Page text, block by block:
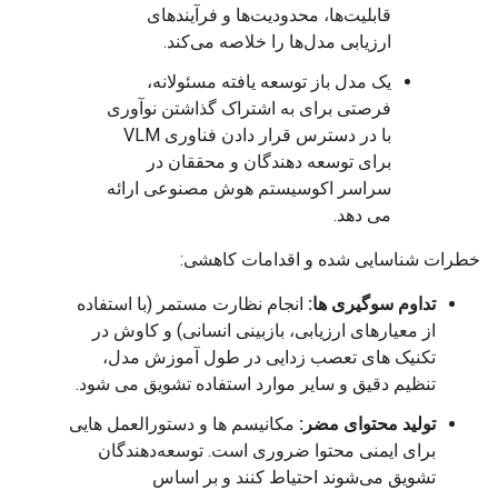
قابلیت‌ها، محدودیت‌ها و فرآیندهای
ارزیابی مدل‌ها را خلاصه می‌کند.
یک مدل باز توسعه یافته مسئولانه،
فرصتی برای به اشتراک گذاشتن نوآوری
با در دسترس قرار دادن فناوری VLM
برای توسعه دهندگان و محققان در
سراسر اکوسیستم هوش مصنوعی ارائه
می دهد.
خطرات شناسایی شده و اقدامات کاهشی:
تداوم سوگیری ها: انجام نظارت مستمر (با استفاده
از معیارهای ارزیابی، بازبینی انسانی) و کاوش در
تکنیک های تعصب زدایی در طول آموزش مدل،
تنظیم دقیق و سایر موارد استفاده تشویق می شود.
تولید محتوای مضر: مکانیسم ها و دستورالعمل هایی
برای ایمنی محتوا ضروری است. توسعه‌دهندگان
تشویق می‌شوند احتیاط کنند و بر اساس